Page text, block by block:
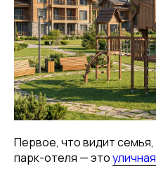
Первое, что видит
парк-отеля — это